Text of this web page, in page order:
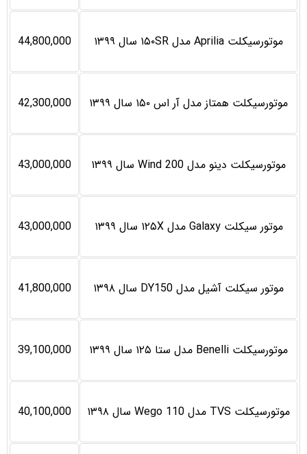
موتورسیکلت Aprilia مدل ۱۵۰SR سال ۱۳۹۹ 44,800,000
موتورسیکلت همتاز مدل آر اس ۱۵۰ سال ۱۳۹۹ 42,300,000
موتورسیکلت دینو مدل Wind 200 سال ۱۳۹۹ 43,000,000
موتور سیکلت Galaxy مدل ۱۲۵X سال ۱۳۹۹ 43,000,000
موتور سیکلت آشیل مدل DY150 سال ۱۳۹۸ 41,800,000
موتورسیکلت Benelli مدل ستا ۱۲۵ سال ۱۳۹۹ 39,100,000
موتورسیکلت TVS مدل Wego 110 سال ۱۳۹۸ 40,100,000